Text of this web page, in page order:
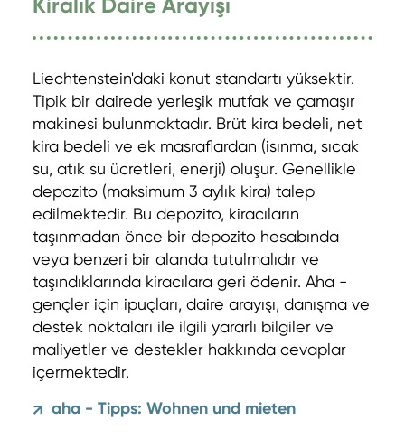
Liechtenstein'daki konut standartı yüksektir.
Tipik bir dairede yerleşik mutfak ve çamaşır
makinesi bulunmaktadır. Brüt kira bedeli, net
kira bedeli ve ek masraflardan (isınma, sıcak
su, atık su ücretleri, enerji) oluşur. Genellikle
depozito (maksimum 3 aylık kira) talep
edilmektedir. Bu depozito, kiracıların
taşınmadan önce bir depozito hesabında
veya benzeri bir alanda tutulmalıdır ve
taşındıklarında kiracılara geri ödenir. Aha -
gençler için ipuçları, daire arayışı, danışma ve
destek noktaları ile ilgili yararlı bilgiler ve
maliyetler ve destekler hakkında cevaplar
içermektedir.
↗ aha - Tipps: Wohnen und mieten